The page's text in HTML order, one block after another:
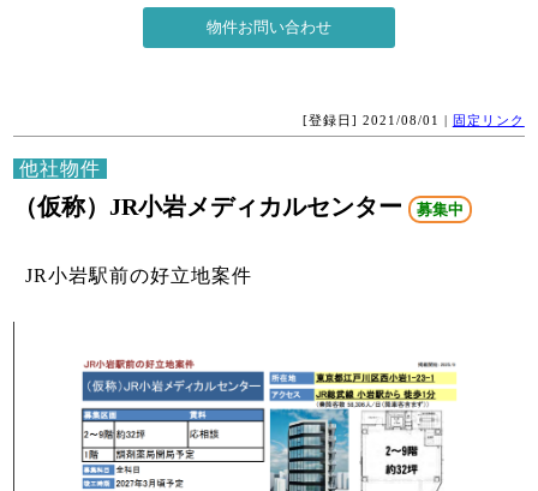
[登録日] 2021/08/01 | 固定リンク
他社物件
（仮称）JR小岩メディカルセンター 募集中
JR小岩駅前の好立地案件